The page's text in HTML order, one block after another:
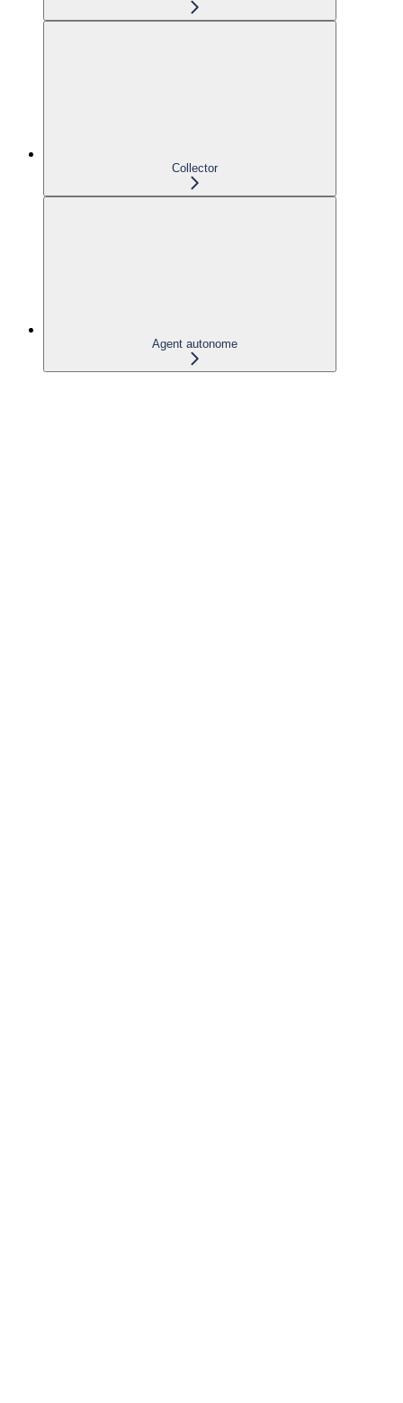
Collector
Agent autonome